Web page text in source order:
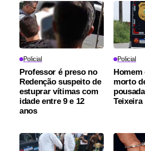
Policial
Professor é preso no
Redenção suspeito de
estuprar vítimas com
idade entre 9 e 12
anos
Policial
Homem
morto
Teixeira